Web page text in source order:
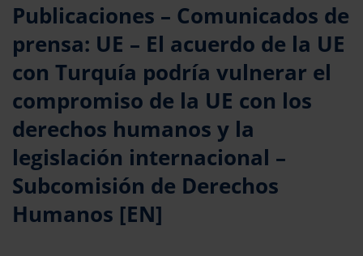
Publicaciones – Comunicados de
prensa: UE – El acuerdo de la UE
con Turquía podría vulnerar el
compromiso de la UE con los
derechos humanos y la
legislación internacional –
Subcomisión de Derechos
Humanos [EN]